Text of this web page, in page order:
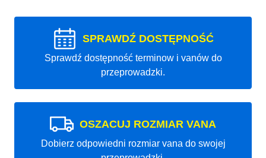
SPRAWDŹ DOSTĘPNOŚĆ
Sprawdź dostępność terminow i vanów do
przeprowadzki.
OSZACUJ ROZMIAR VANA
Dobierz odpowiedni rozmiar vana do swojej